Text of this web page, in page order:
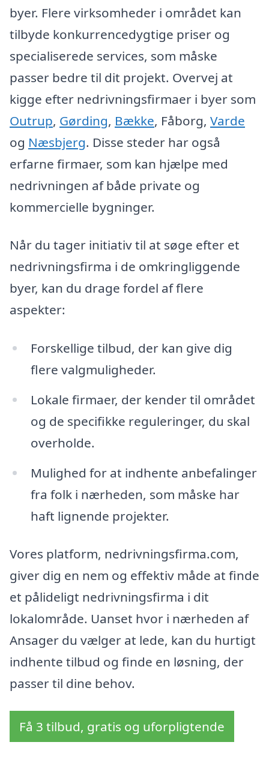
byer. Flere virksomheder i området kan
tilbyde konkurrencedygtige priser og
specialiserede services, som måske
passer bedre til dit projekt. Overvej at
kigge efter nedrivningsfirmaer i byer som
Outrup, Gørding, Bække, Fåborg, Varde
og Næsbjerg. Disse steder har også
erfarne firmaer, som kan hjælpe med
nedrivningen af både private og
kommercielle bygninger.
Når du tager initiativ til at søge efter et
nedrivningsfirma i de omkringliggende
byer, kan du drage fordel af flere
aspekter:
Forskellige tilbud, der kan give dig
flere valgmuligheder.
Lokale firmaer, der kender til området
og de specifikke reguleringer, du skal
overholde.
Mulighed for at indhente anbefalinger
fra folk i nærheden, som måske har
haft lignende projekter.
Vores platform, nedrivningsfirma.com,
giver dig en nem og effektiv måde at finde
et pålideligt nedrivningsfirma i dit
lokalområde. Uanset hvor i nærheden af
Ansager du vælger at lede, kan du hurtigt
indhente tilbud og finde en løsning, der
passer til dine behov.
Få 3 tilbud, gratis og uforpligtende